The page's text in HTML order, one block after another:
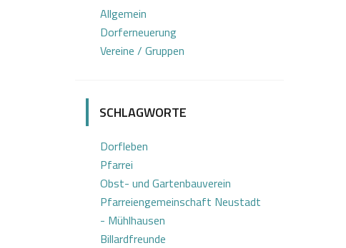
Allgemein
Dorferneuerung
Vereine / Gruppen
SCHLAGWORTE
Dorfleben
Pfarrei
Obst- und Gartenbauverein
Pfarreiengemeinschaft Neustadt
- Mühlhausen
Billardfreunde